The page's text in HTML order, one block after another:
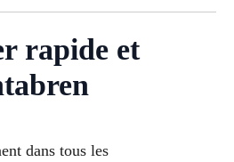
rapide et
dans tous les